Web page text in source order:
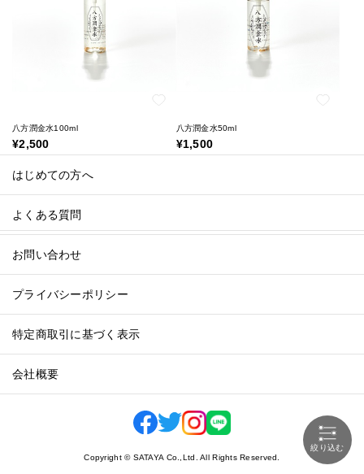
八方潤金水100ml
¥2,500
八方潤金水50ml
¥1,500
絞り込む
はじめての方へ
よくある質問
お問い合わせ
プライバシーポリシー
特定商取引に基づく表示
会社概要
Copyright © SATAYA Co.,Ltd. All Rights Reserved.